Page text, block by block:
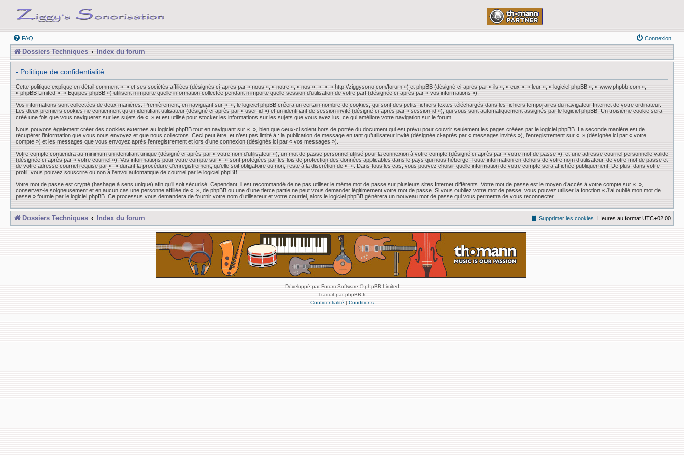
FAQ Connexion
Dossiers Techniques Index du forum
- Politique de confidentialité
Cette politique explique en détail comment « » et ses sociétés affiliées (désignés ci-après par « nous », « notre », « nos », « », « http://ziggysono.com/forum ») et phpBB (désigné ci-après par « ils », « eux », « leur », « logiciel phpBB », « www.phpbb.com »,
« phpBB Limited », « Équipes phpBB ») utilisent n’importe quelle information collectée pendant n’importe quelle session d’utilisation de votre part (désignée ci-après par « vos informations »).
Vos informations sont collectées de deux manières. Premièrement, en naviguant sur « », le logiciel phpBB créera un certain nombre de cookies, qui sont des petits fichiers textes téléchargés dans les fichiers temporaires du navigateur Internet de votre ordinateur.
Les deux premiers cookies ne contiennent qu’un identifiant utilisateur (désigné ci-après par « user-id ») et un identifiant de session invité (désigné ci-après par « session-id »), qui vous sont automatiquement assignés par le logiciel phpBB. Un troisième cookie sera
créé une fois que vous naviguerez sur les sujets de « » et est utilisé pour stocker les informations sur les sujets que vous avez lus, ce qui améliore votre navigation sur le forum.
Nous pouvons également créer des cookies externes au logiciel phpBB tout en naviguant sur « », bien que ceux-ci soient hors de portée du document qui est prévu pour couvrir seulement les pages créées par le logiciel phpBB. La seconde manière est de
récupérer l’information que vous nous envoyez et que nous collectons. Ceci peut être, et n’est pas limité à : la publication de message en tant qu’utilisateur invité (désignée ci-après par « messages invités »), l’enregistrement sur « » (désignée ici par « votre
compte ») et les messages que vous envoyez après l’enregistrement et lors d’une connexion (désignés ici par « vos messages »).
Votre compte contiendra au minimum un identifiant unique (désigné ci-après par « votre nom d’utilisateur »), un mot de passe personnel utilisé pour la connexion à votre compte (désigné ci-après par « votre mot de passe »), et une adresse courriel personnelle valide
(désignée ci-après par « votre courriel »). Vos informations pour votre compte sur « » sont protégées par les lois de protection des données applicables dans le pays qui nous héberge. Toute information en-dehors de votre nom d’utilisateur, de votre mot de passe et
de votre adresse courriel requise par « » durant la procédure d’enregistrement, qu’elle soit obligatoire ou non, reste à la discrétion de « ». Dans tous les cas, vous pouvez choisir quelle information de votre compte sera affichée publiquement. De plus, dans votre
profil, vous pouvez souscrire ou non à l’envoi automatique de courriel par le logiciel phpBB.
Votre mot de passe est crypté (hashage à sens unique) afin qu’il soit sécurisé. Cependant, il est recommandé de ne pas utiliser le même mot de passe sur plusieurs sites Internet différents. Votre mot de passe est le moyen d’accès à votre compte sur « »,
conservez-le soigneusement et en aucun cas une personne affiliée de « », de phpBB ou une d’une tierce partie ne peut vous demander légitimement votre mot de passe. Si vous oubliez votre mot de passe, vous pouvez utiliser la fonction « J’ai oublié mon mot de
passe » fournie par le logiciel phpBB. Ce processus vous demandera de fournir votre nom d’utilisateur et votre courriel, alors le logiciel phpBB générera un nouveau mot de passe qui vous permettra de vous reconnecter.
Dossiers Techniques Index du forum Heures au format UTC+02:00
Supprimer les cookies
Développé par Forum Software © phpBB Limited
Traduit par phpBB-fr
Confidentialité | Conditions